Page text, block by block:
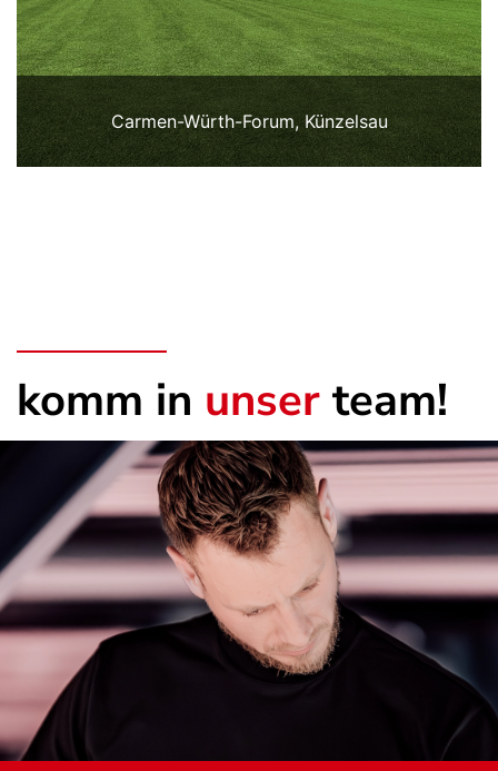
Carmen-Würth-Forum, Künzelsau
komm in unser team!